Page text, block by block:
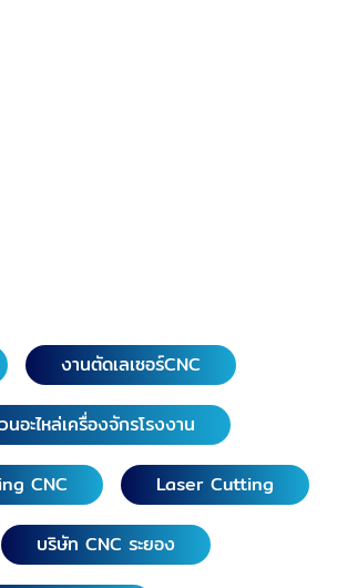
งานตัดเลเซอร์CNC
อะไหล่เครื่องจักรโรงงาน
CNC Laser Cutting
บริษัท CNC ระยอง